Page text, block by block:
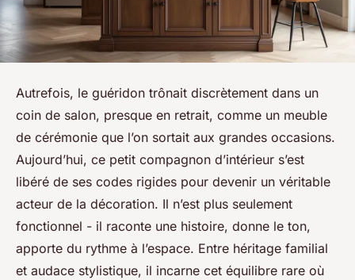
Autrefois, le guéridon trônait discrètement dans un
coin de salon, presque en retrait, comme un meuble
de cérémonie que l’on sortait aux grandes occasions.
Aujourd’hui, ce petit compagnon d’intérieur s’est
libéré de ses codes rigides pour devenir un véritable
acteur de la décoration. Il n’est plus seulement
fonctionnel - il raconte une histoire, donne le ton,
apporte du rythme à l’espace. Entre héritage familial
et audace stylistique, il incarne cet équilibre rare où